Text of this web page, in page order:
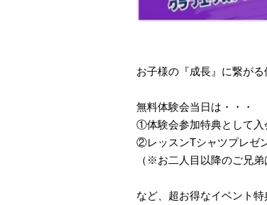
お子様の『成長』に繋が
無料体験会当日は・・・
①体験会参加特典として入
②レッスンTシャツプレゼ
（※お二人目以降のご兄弟
など、超お得なイベント特